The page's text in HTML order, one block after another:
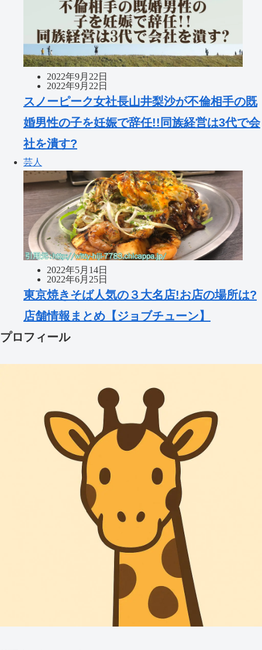
2022年9月22日
2022年9月22日
スノーピーク女社長山井梨沙が不倫相手の既
婚男性の子を妊娠で辞任!!同族経営は3代で会
社を潰す?
芸人
2022年5月14日
2022年6月25日
東京焼きそば人気の３大名店!お店の場所は?
店舗情報まとめ【ジョブチューン】
プロフィール